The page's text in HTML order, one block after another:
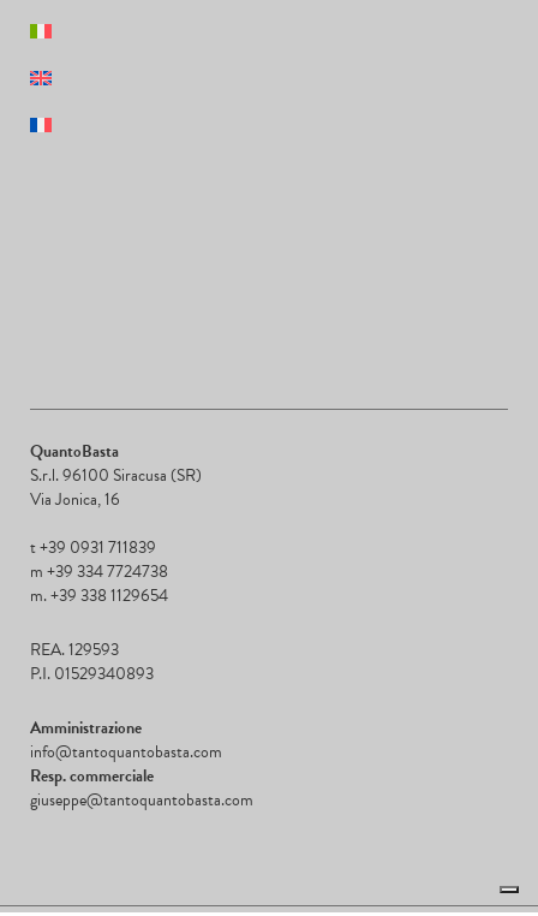
QuantoBasta
S.r.l. 96100 Siracusa (SR)
Via Jonica, 16
t +39 0931 711839
m +39 334 7724738
m. +39 338 1129654
REA. 129593
P.I. 01529340893
Amministrazione
info@tantoquantobasta.com
Resp. commerciale
giuseppe@tantoquantobasta.com